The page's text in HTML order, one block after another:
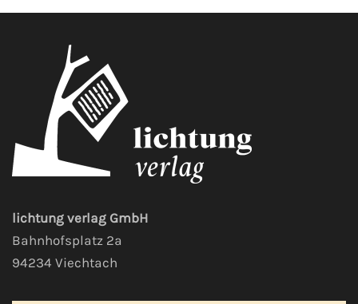
lichtung verlag GmbH
Bahnhofsplatz 2a
94234 Viechtach